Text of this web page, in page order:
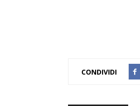
CONDIVIDI